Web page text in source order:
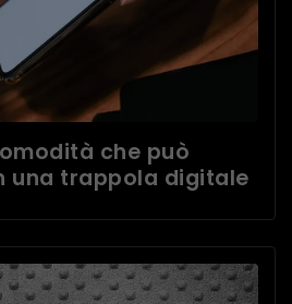
che può
una trappola digitale